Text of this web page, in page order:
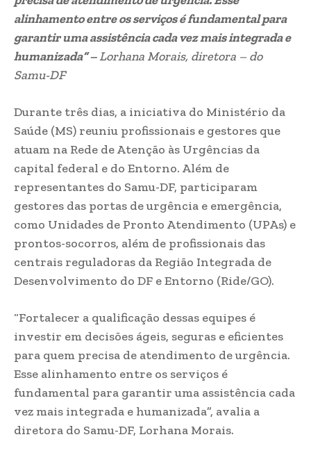
alinhamento entre os serviços é fundamental para
garantir uma assistência cada vez mais integrada e
humanizada” –Lorhana Morais, diretora – do
Samu-DF
Durante três dias, a iniciativa do Ministério da
Saúde (MS) reuniu profissionais e gestores que
atuam na Rede de Atenção às Urgências da
capital federal e do Entorno. Além de
representantes do Samu-DF, participaram
gestores das portas de urgência e emergência,
como Unidades de Pronto Atendimento (UPAs) e
prontos-socorros, além de profissionais das
centrais reguladoras da Região Integrada de
Desenvolvimento do DF e Entorno (Ride/GO).
“Fortalecer a qualificação dessas equipes é
investir em decisões ágeis, seguras e eficientes
para quem precisa de atendimento de urgência.
Esse alinhamento entre os serviços é
fundamental para garantir uma assistência cada
vez mais integrada e humanizada”, avalia a
diretora do Samu-DF, Lorhana Morais.